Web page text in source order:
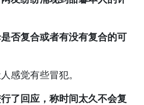
否复合或者有没有复合的可
感觉有些冒犯。
了回应，称时间太久不会复